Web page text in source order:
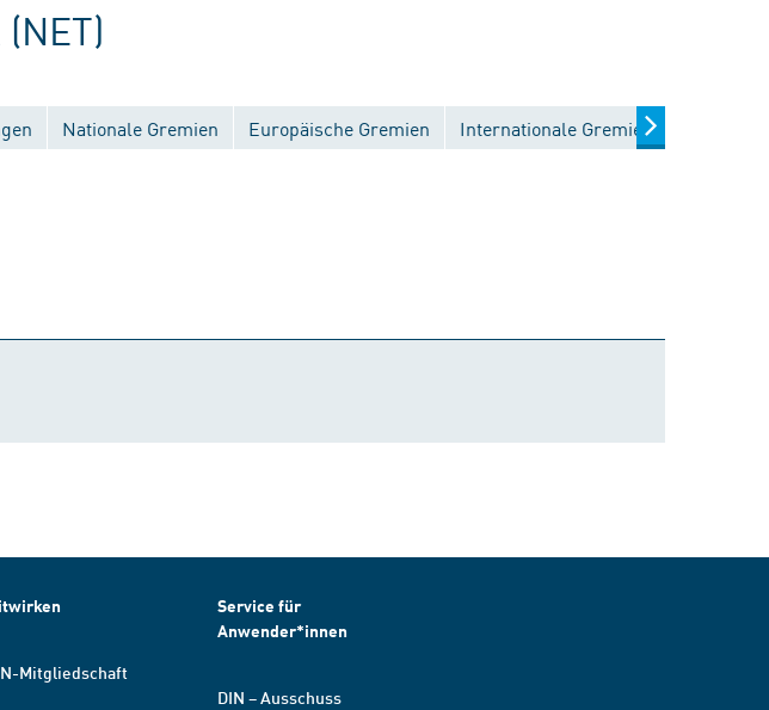
Nationale Gremien Europäische Gremien Internationale Gremien
Mitgliedschaft
Service für
Anwender*innen
DIN – Ausschuss